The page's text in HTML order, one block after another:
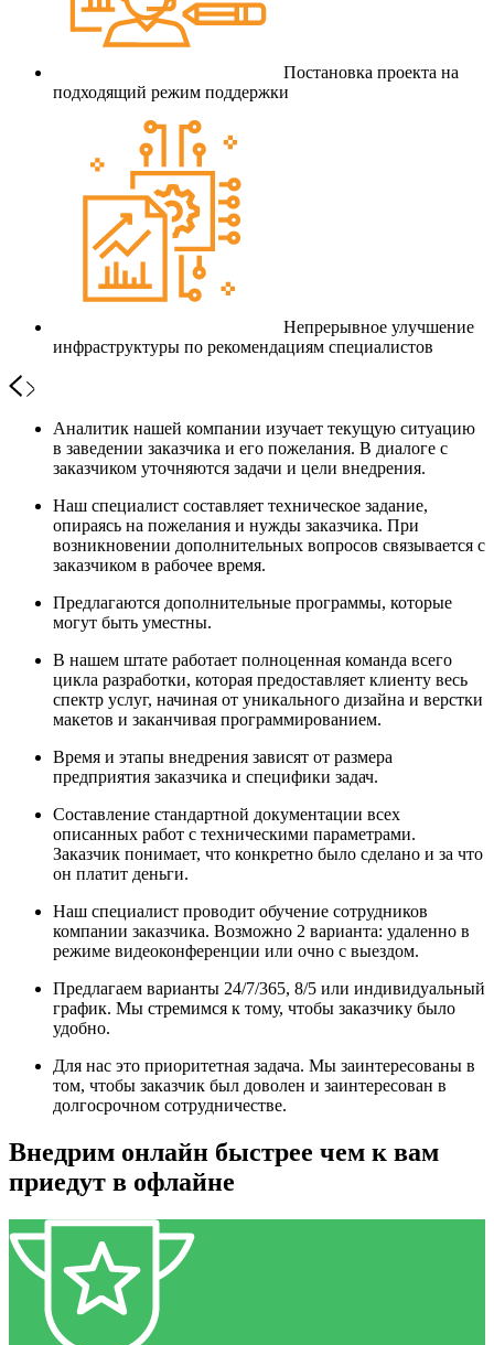
Постановка проекта на
подходящий режим поддержки
Непрерывное улучшение
инфраструктуры по рекомендациям специалистов
Аналитик нашей компании изучает текущую ситуацию
в заведении заказчика и его пожелания. В диалоге с
заказчиком уточняются задачи и цели внедрения.
Наш специалист составляет техническое задание,
опираясь на пожелания и нужды заказчика. При
возникновении дополнительных вопросов связывается с
заказчиком в рабочее время.
Предлагаются дополнительные программы, которые
могут быть уместны.
В нашем штате работает полноценная команда всего
цикла разработки, которая предоставляет клиенту весь
спектр услуг, начиная от уникального дизайна и верстки
макетов и заканчивая программированием.
Время и этапы внедрения зависят от размера
предприятия заказчика и специфики задач.
Составление стандартной документации всех
описанных работ с техническими параметрами.
Заказчик понимает, что конкретно было сделано и за что
он платит деньги.
Наш специалист проводит обучение сотрудников
компании заказчика. Возможно 2 варианта: удаленно в
режиме видеоконференции или очно с выездом.
Предлагаем варианты 24/7/365, 8/5 или индивидуальный
график. Мы стремимся к тому, чтобы заказчику было
удобно.
Для нас это приоритетная задача. Мы заинтересованы в
том, чтобы заказчик был доволен и заинтересован в
долгосрочном сотрудничестве.
Внедрим онлайн быстрее чем к вам
приедут в офлайне